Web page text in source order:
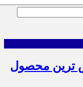
ترین محصول